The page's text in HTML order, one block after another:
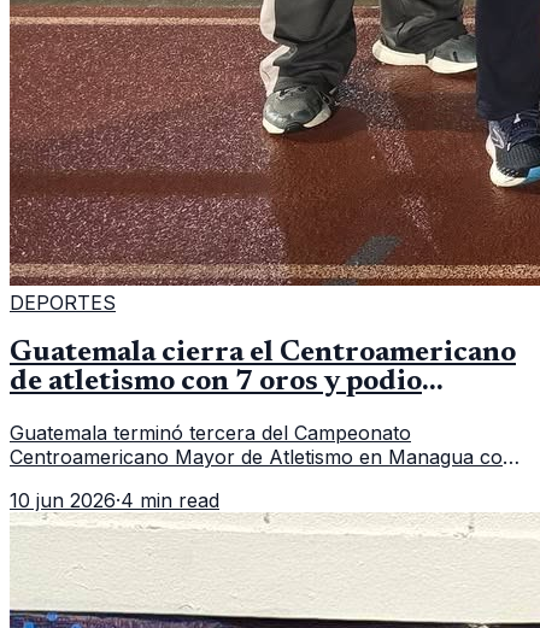
DEPORTES
Guatemala cierra el Centroamericano
de atletismo con 7 oros y podio
Guatemala terminó tercera del Campeonato
Centroamericano Mayor de Atletismo en Managua con
de CDAG.
10 jun 2026·4 min read